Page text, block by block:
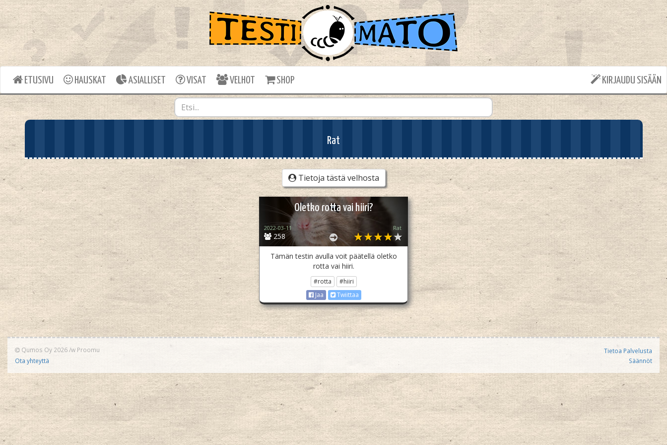
ETUSIVU HAUSKAT ASIALLISET VISAT VELHOT SHOP KIRJAUDU SISÄÄN
Rat
Tietoja tästä velhosta
Oletko rotta vai hiiri?
258
2022-03-11 Rat
Tämän testin avulla voit päätellä oletko
rotta vai hiiri.
#rotta
#hiiri
Jaa
Twiittaa
Qumos Oy 2026/w Proomu
Ota yhteyttä
Tietoa Palvelusta
Säännöt